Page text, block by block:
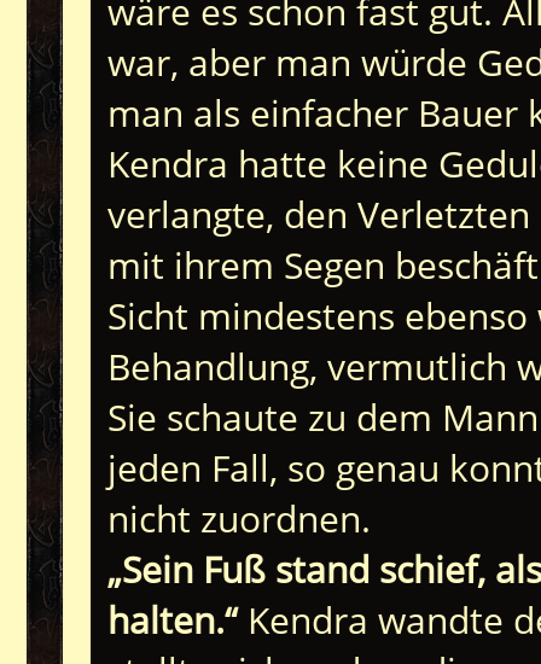
wäre es schon fast gut.
war, aber man würde
man als einfacher Bauer
Kendra hatte keine
verlangte, den
mit ihrem Segen
Sicht mindestens
Behandlung, vermutlich
Sie schaute zu dem
jeden Fall, so genau
nicht zuordnen.
„Sein Fuß stand schief,
halten.“Kendra wandte